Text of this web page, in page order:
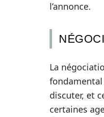
l’annonce.
La
fondamental
discuter, et
certaines